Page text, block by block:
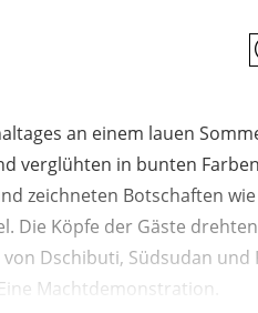
an einem lauen
verglühten in bunten
zeichneten Botschaften
Die Köpfe der Gäste
Dschibuti, Südsudan und
Machtdemonstration.